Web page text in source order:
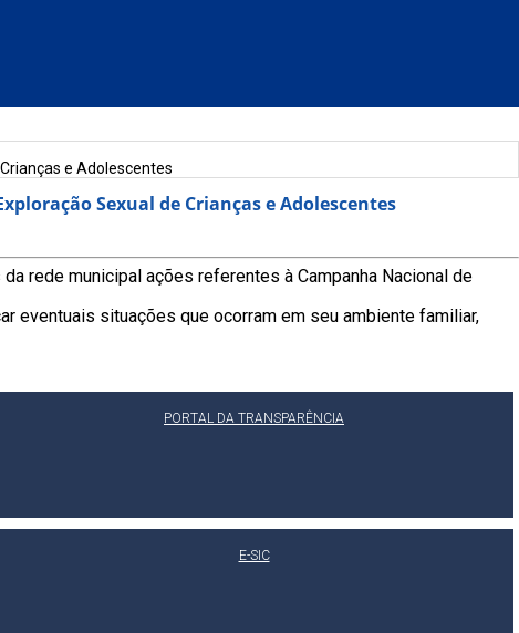
e Adolescentes
Sexual de Crianças e Adolescentes
rede municipal ações referentes à Campanha Nacional de
eventuais situações que ocorram em seu ambiente familiar,
PORTAL DA TRANSPARÊNCIA
E-SIC